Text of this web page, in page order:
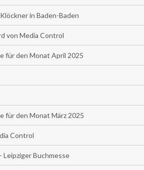
in Baden-Baden
von Media Control
für den Monat April 2025
für den Monat März 2025
Control
Leipziger Buchmesse